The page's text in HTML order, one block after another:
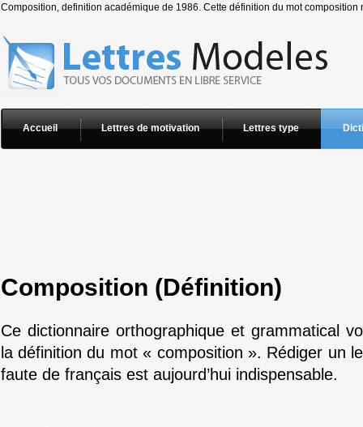
Composition, definition académique de 1986. Cette définition du mot
Accueil Lettres de motivation Lettres type
Composition (Définition)
Ce dictionnaire orthographique et grammatical
la définition du mot « composition ». Rédiger un
faute de français est aujourd’hui indispensable.